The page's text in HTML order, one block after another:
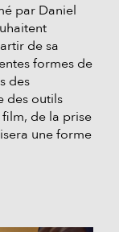
par Daniel
de sa
formes de
des
des outils
de la prise
une forme